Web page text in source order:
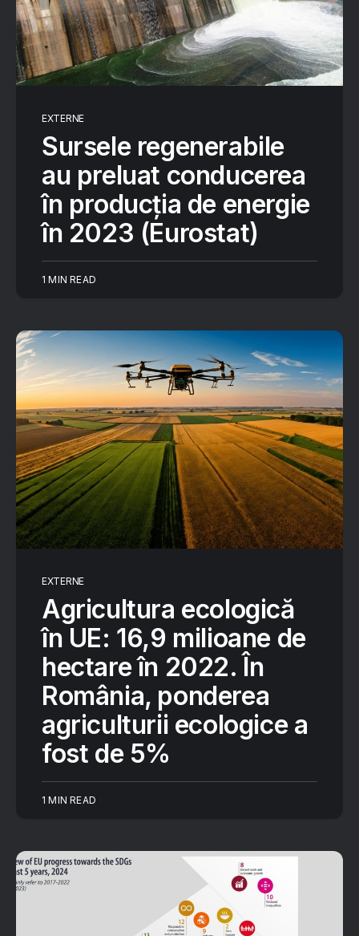
EXTERNE
Sursele regenerabile
au preluat conducerea
în producția de energie
în 2023 (Eurostat)
1 MIN READ
EXTERNE
Agricultura ecologică
în UE: 16,9 milioane de
hectare în 2022. În
România, ponderea
agriculturii ecologice a
fost de 5%
1 MIN READ